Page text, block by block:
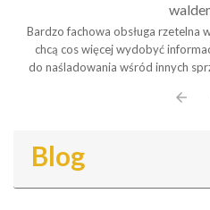
Bardzo fachowa obsługa rzetelna
chcą cos więcej wydobyć
do naśladowania wśród innych
arrow_back
Blog